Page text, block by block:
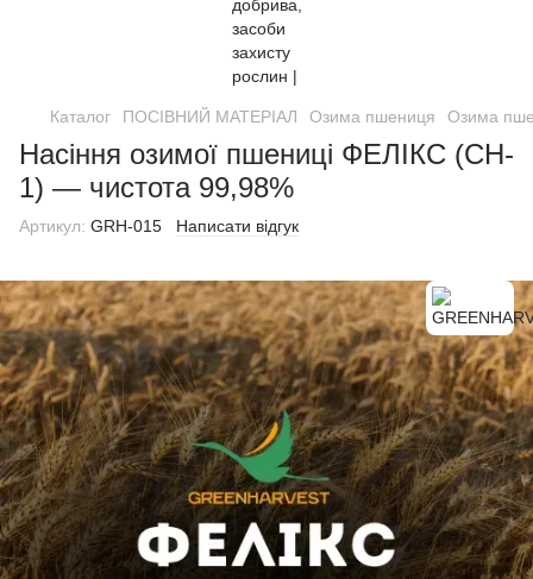
Каталог ПОСІВНИЙ МАТЕРІАЛ Озима пшениця Озима
Насіння озимої пшениці ФЕЛІКС (CH-
1) — чистота 99,98%
Артикул: GRH-015 Написати відгук